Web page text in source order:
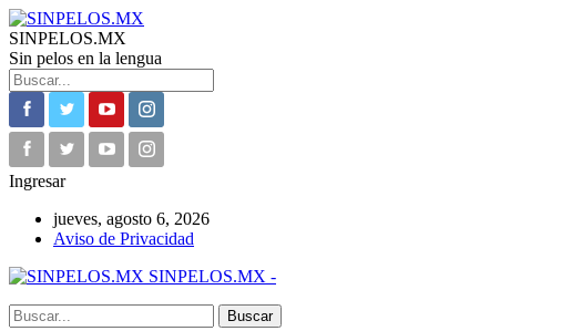
SINPELOS.MX
Sin pelos en la lengua
Ingresar
jueves, agosto 6, 2026
Aviso de Privacidad
SINPELOS.MX -